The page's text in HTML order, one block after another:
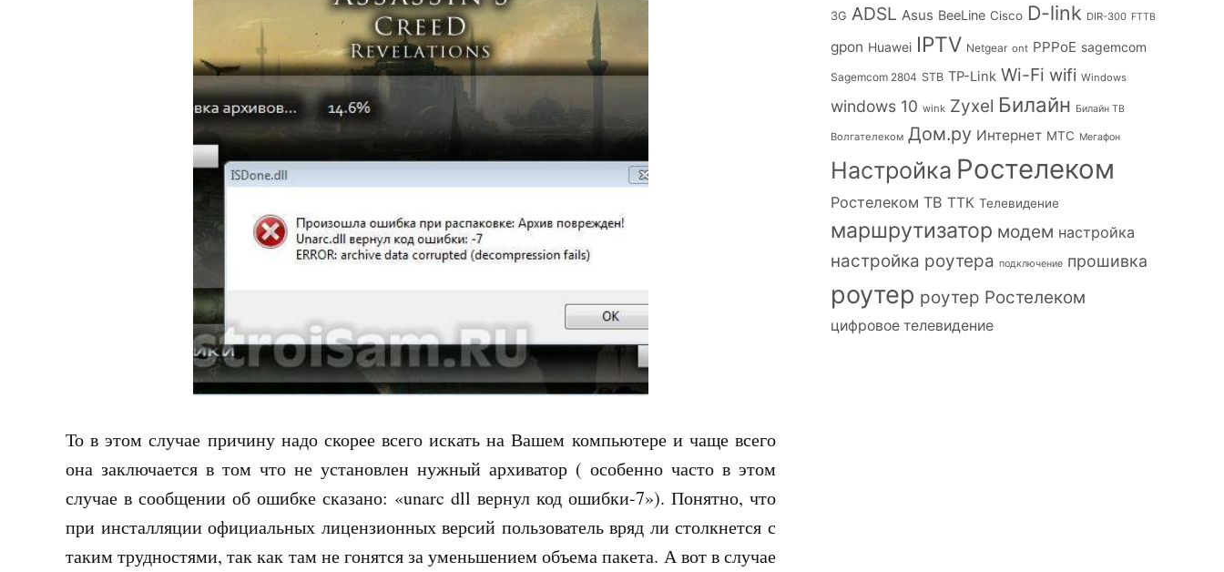
То в этом случае причину надо скорее всего искать на Вашем компьютере и чаще всего
она заключается в том что не установлен нужный архиватор ( особенно часто в этом
случае в сообщении об ошибке сказано: «unarc dll вернул код ошибки-7»). Понятно, что
при инсталляции официальных лицензионных версий пользователь вряд ли столкнется с
таким трудностями, так как там не гонятся за уменьшением объема пакета. А вот в случае
3G ADSL Asus BeeLine Cisco D-link DIR-300 FTTB
gpon Huawei IPTV Netgear ont PPPoE sagemcom
Sagemcom 2804 STB TP-Link Wi-Fi wifi Windows
windows 10 wink Zyxel Билайн Билайн ТВ
Волгателеком Дом.ру Интернет МТС Мегафон
Настройка Ростелеком
Ростелеком ТВ ТТК Телевидение
маршрутизатор модем настройка
настройка роутера подключение прошивка
роутер роутер Ростелеком
цифровое телевидение